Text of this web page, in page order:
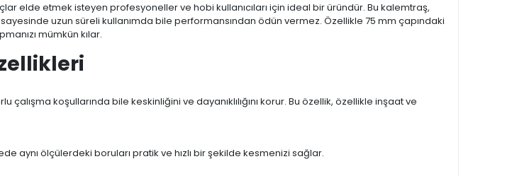
elde etmek isteyen profesyoneller ve hobi kullanıcıları için ideal bir üründür. Bu kalemtraş,
uzun süreli kullanımda bile performansından ödün vermez. Özellikle 75 mm çapındaki
mümkün kılar.
koşullarında bile keskinliğini ve dayanıklılığını korur. Bu özellik, özellikle inşaat ve
aynı ölçülerdeki boruları pratik ve hızlı bir şekilde kesmenizi sağlar.